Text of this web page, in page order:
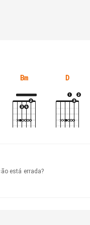
Bm D
está errada?